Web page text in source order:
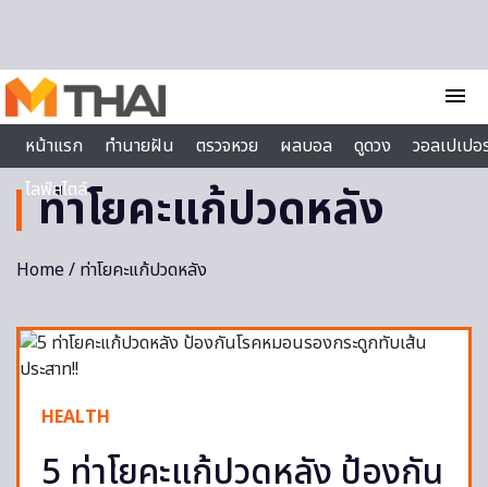
menu
หน้าแรก
ทำนายฝัน ตรวจหวย ผลบอล ดูดวง
วอลเปเป
ไลฟ์สไตล์
ท่าโยคะแก้ปวดหลัง
Home/ ท่าโยคะแก้ปวดหลัง
HEALTH
5 ท่าโยคะแก้ปวดหลัง ป้องกัน